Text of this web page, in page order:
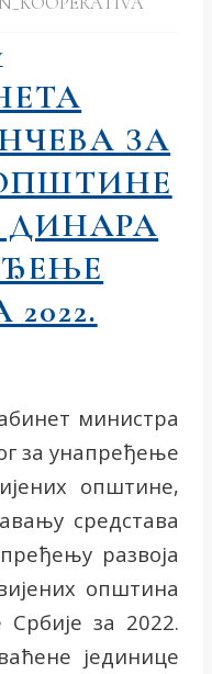
ЗА
ДИНАРА
министра
за унапређење
општине,
средстава
развоја
општина
Србије за 2022.
јединице